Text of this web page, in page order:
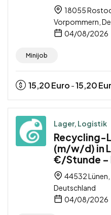
18055
Vorpommern,
04/08/2026
Minijob
15,20Euro -15,20
Lager, Logistik
Recycling-
(m/w/d) in
€/Stunde –
44532
Deutschland
04/08/2026